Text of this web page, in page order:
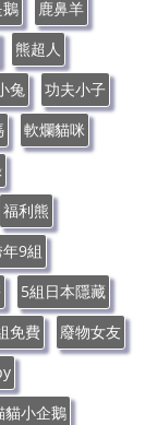
鹿鼻羊
熊超人
兔
功夫小子
軟爛貓咪
福利熊
年9組
5組日本隱藏
免費
廢物女友
貓小企鵝